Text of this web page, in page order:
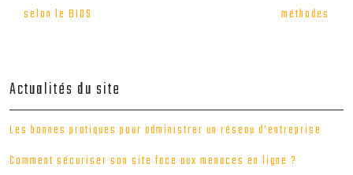
selon le BIOS
méthodes
Actualités du site
Les bonnes pratiques pour administrer un réseau d’entreprise
Comment sécuriser son site face aux menaces en ligne ?